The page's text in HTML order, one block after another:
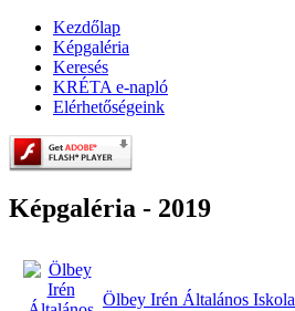
Kezdőlap
Képgaléria
Keresés
KRÉTA e-napló
Elérhetőségeink
Képgaléria - 2019
Ölbey Irén Általános Iskola